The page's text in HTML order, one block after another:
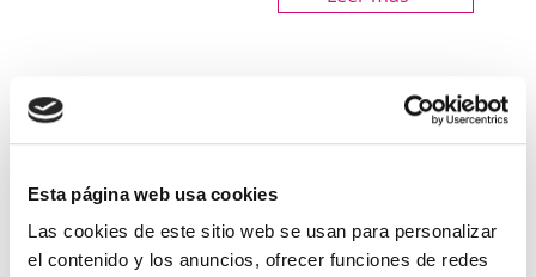
Esta página web usa cookies
Las cookies de este sitio web se usan para personalizar
el contenido y los anuncios, ofrecer funciones de redes